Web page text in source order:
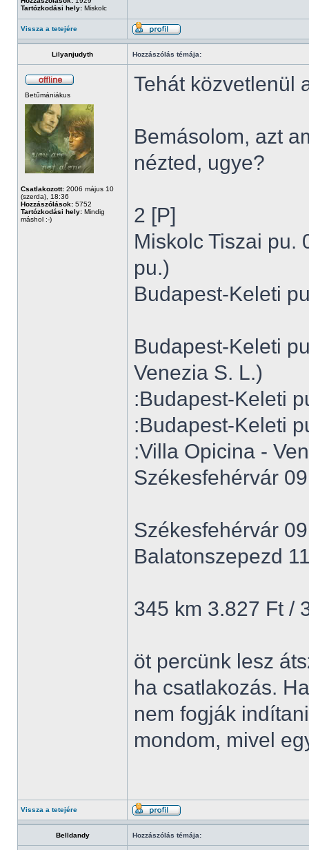
Tartózkodási hely: Miskolc
Vissza a tetejére
Lilyanjudyth Hozzászólás témája:
Betűmániákus
Csatlakozott: 2006 május 10
(szerda), 18:36
Hozzászólások: 5752
Tartózkodási hely: Mindig
máshol :-)
Tehát közvetlenül
Bemásolom, azt
nézted, ugye?
2 [P]
Miskolc Tiszai pu.
pu.)
Budapest-Keleti
Budapest-Keleti
Venezia S. L.)
:Budapest-Keleti
:Budapest-Keleti
:Villa Opicina -
Székesfehérvár
Székesfehérvár
Balatonszepezd
345 km 3.827 Ft /
öt percünk lesz
ha csatlakozás.
nem fogják
mondom, mivel
Vissza a tetejére
Belldandy Hozzászólás témája: